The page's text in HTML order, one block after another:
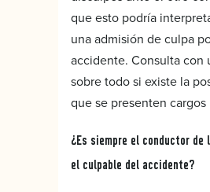
que esto podría
una admisión de culpa
accidente. Consulta con
sobre todo si existe la
que se presenten cargos
¿Es siempre el conductor
el culpable del accidente?